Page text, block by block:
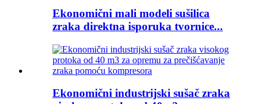
Ekonomični mali modeli sušilica
zraka direktna isporuka tvornice...
Ekonomični industrijski sušač zraka